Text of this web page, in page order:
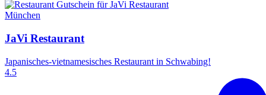
München
JaVi Restaurant
Japanisches-vietnamesisches Restaurant in Schwabing!
4.5